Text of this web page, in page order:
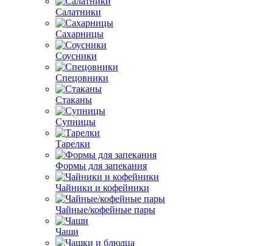
Салатники
Сахарницы
Соусники
Спецовники
Стаканы
Супницы
Тарелки
Формы для запекания
Чайники и кофейники
Чайные/кофейные пары
Чаши